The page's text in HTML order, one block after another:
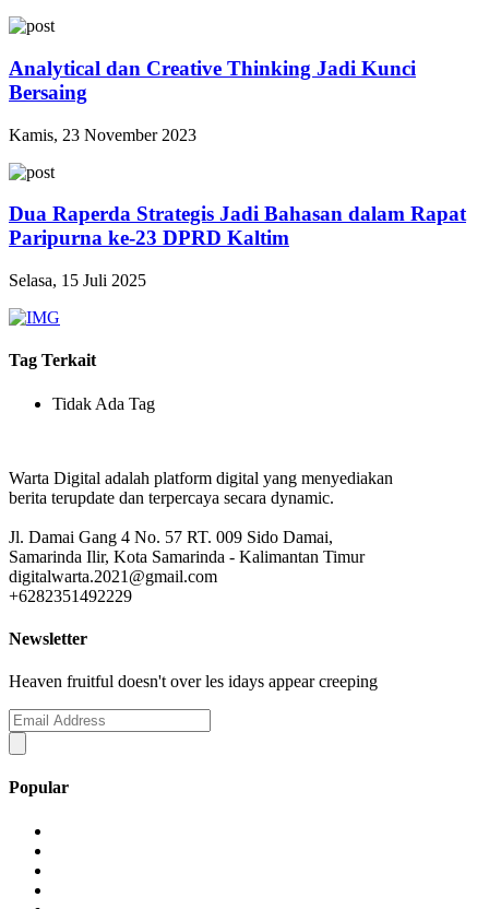
Analytical dan Creative Thinking Jadi Kunci
Bersaing
Kamis, 23 November 2023
Dua Raperda Strategis Jadi Bahasan dalam Rapat
Paripurna ke‑23 DPRD Kaltim
Selasa, 15 Juli 2025
Tag Terkait
Tidak Ada Tag
Warta Digital adalah platform digital yang menyediakan
berita terupdate dan terpercaya secara dynamic.
Jl. Damai Gang 4 No. 57 RT. 009 Sido Damai,
Samarinda Ilir, Kota Samarinda - Kalimantan Timur
digitalwarta.2021@gmail.com
+6282351492229
Newsletter
Heaven fruitful doesn't over les idays appear creeping
Popular